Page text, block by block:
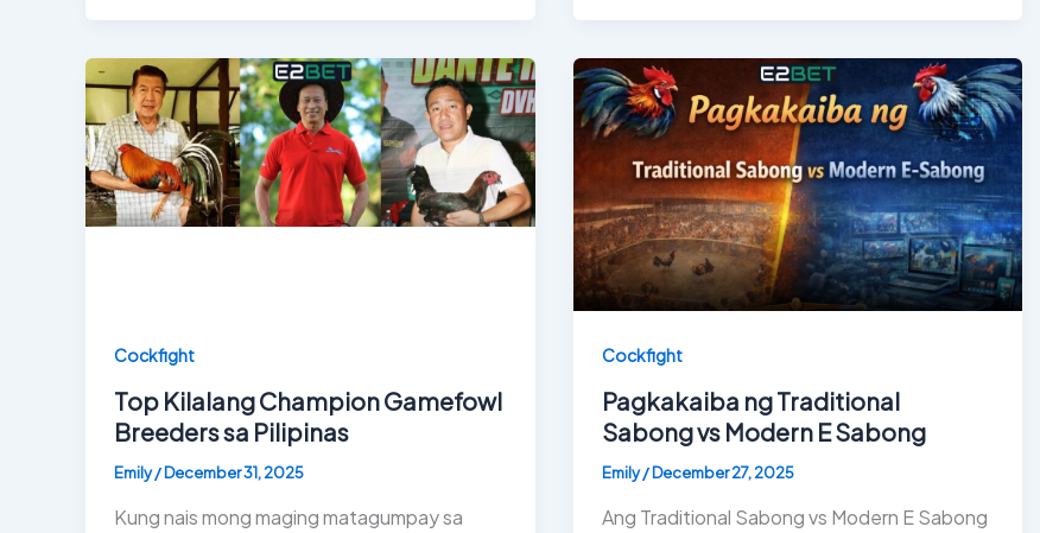
Cockfight
Top Kilalang Champion Gamefowl
Breeders sa Pilipinas
Emily/December 31, 2025
Kung nais mong maging matagumpay sa
Cockfight
Pagkakaiba ng Traditional
Sabong vs Modern E Sabong
Emily/December 27, 2025
Ang Traditional Sabong vs Modern E Sabong